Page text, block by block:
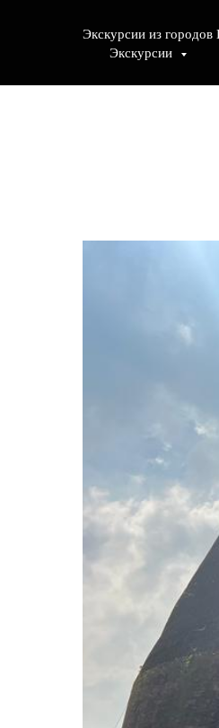
Экскурсии из
Экскурсии